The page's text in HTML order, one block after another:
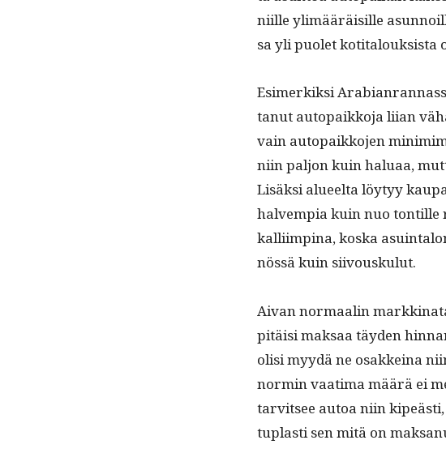
niille ylimääräisille
sa yli puo­let koti­talouk­sista
Esimerkik­si
tanut autopaikko­ja liian
vain autopaikko­jen
niin paljon kuin halu­aa,
Lisäk­si alueelta löy­tyy
halvem­pia kuin nuo
kalli­imp­ina, kos­ka
nössä kuin siivouskulut.
Aivan nor­maalin
pitäisi mak­saa täy­den
olisi myy­dä ne osakkeina
normin vaa­ti­ma määrä ei
tarvit­see autoa niin
tuplas­ti sen mitä on